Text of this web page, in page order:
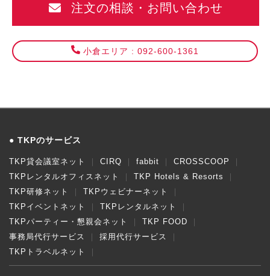
注文の相談・お問い合わせ
小倉エリア : 092-600-1361
TKPのサービス
TKP貸会議室ネット CIRQ fabbit
CROSSCOOP
TKPレンタルオフィスネット
TKP Hotels & Resorts
TKP研修ネット
TKPウェビナーネット
TKPイベントネット
TKPレンタルネット
TKPパーティー・懇親会ネット
TKP FOOD
事務局代行サービス
採用代行サービス
TKPトラベルネット